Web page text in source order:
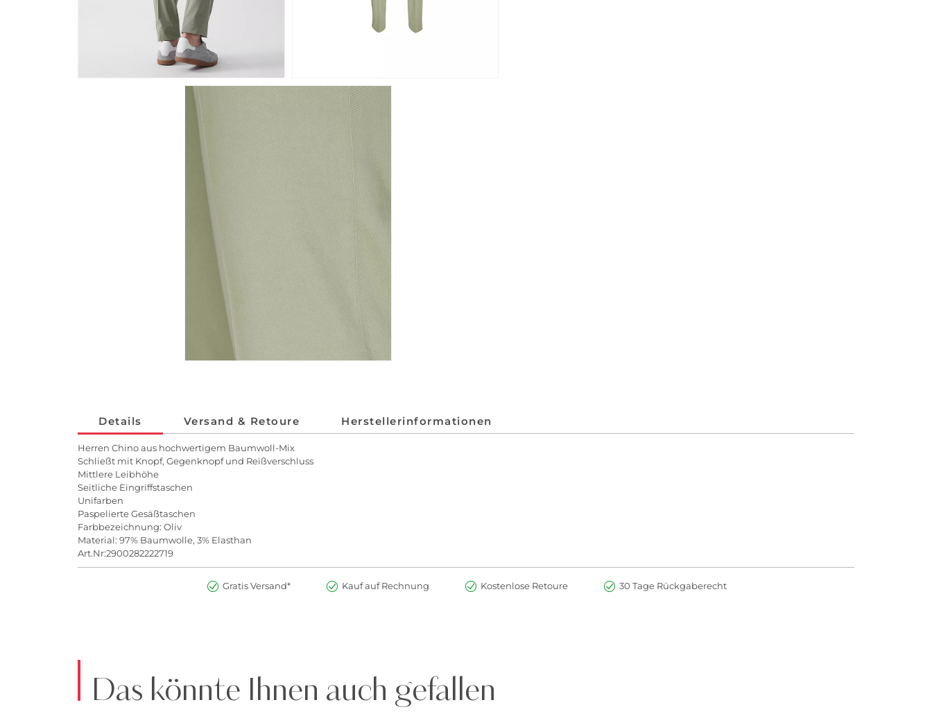
Details Versand & Retoure Herstellerinformationen
Herren Chino aus hochwertigem Baumwoll-Mix
Schließt mit Knopf, Gegenknopf und Reißverschluss
Mittlere Leibhöhe
Seitliche Eingriffstaschen
Unifarben
Paspelierte Gesäßtaschen
Farbbezeichnung: Oliv
Material: 97% Baumwolle, 3% Elasthan
Art.Nr:2900282222719
Gratis Versand* Kauf auf Rechnung Kostenlose Retoure 30 Tage Rückgaberecht
Das könnte Ihnen auch gefallen